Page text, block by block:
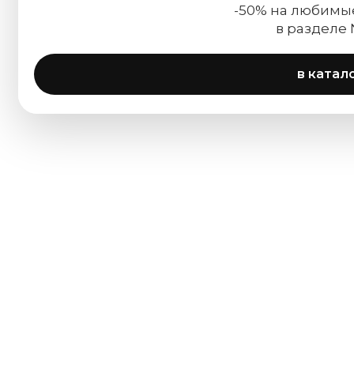
-50% на
в разделе
в